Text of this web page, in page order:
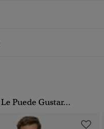
Puede Gustar...